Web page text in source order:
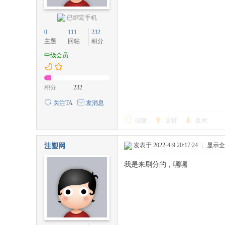
已绑定手机
0
主题
111
回帖
232
积分
中级会员
积分 232
关注TA 发消息
回复 支持 反对
注塑网 发表于 2022-4-9 20:17:24 显示
我是来刷分的，嘿嘿